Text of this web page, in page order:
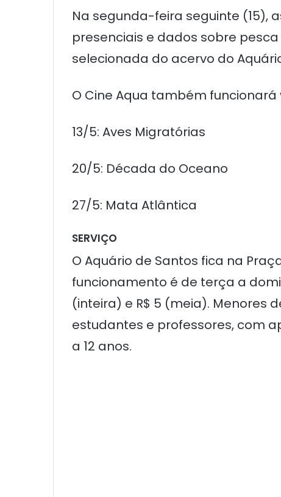
Na segunda-feira seguinte (15),
presenciais e dados sobre
selecionada do acervo do
O Cine Aqua também
13/5: Aves Migratórias
20/5: Década do Oceano
27/5: Mata Atlântica
SERVIÇO
O Aquário de Santos fica na
funcionamento é de terça a
(inteira) e R$ 5 (meia). Menores
estudantes e professores, com
a 12 anos.